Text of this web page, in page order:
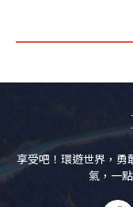
享受吧！環遊世界，勇
氣，一